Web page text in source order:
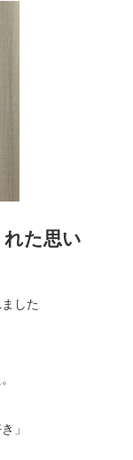
た思い
した
」